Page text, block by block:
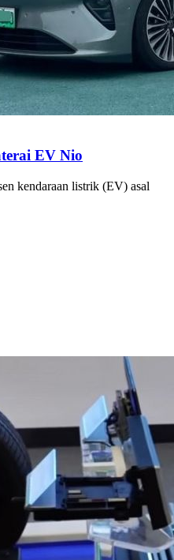
EV Nio
kendaraan listrik (EV) asal